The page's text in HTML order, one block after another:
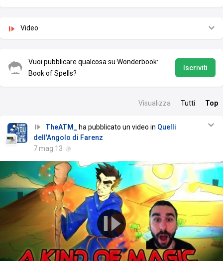
Video
Vuoi pubblicare qualcosa su Wonderbook:
Book of Spells?
Iscriviti
Visualizza Tutti Top
TheATM_ ha pubblicato un video in Quelli
dell'Angolo di Farenz
7 mag 13